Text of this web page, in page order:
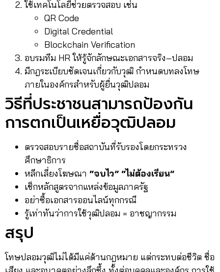
ใช้เทคโนโลยีช่วยตรวจสอบ เช่น
QR Code
Digital Credential
Blockchain Verification
อบรมทีม HR ให้รู้จักลักษณะเอกสารจริง–ปลอม
มีกฎระเบียบชัดเจนเกี่ยวกับวุฒิ กำหนดบทลงโทษ
ภายในองค์กรสำหรับผู้ยื่นวุฒิปลอม
วิธีที่ประชาชนสามารถป้องกัน
การตกเป็นเหยื่อวุฒิปลอม
ตรวจสอบรายชื่อสถาบันที่รับรองโดยกระทรวง
ศึกษาธิการ
หลีกเลี่ยงโฆษณา “จบไว” “ไม่ต้องเรียน”
เช็กหลักสูตรจากแหล่งข้อมูลภาครัฐ
อย่าซื้อเอกสารออนไลน์ทุกกรณี
รู้เท่าทันว่าการใช้วุฒิปลอม = อาชญากรรม
สรุป
โทษปลอมวุฒิไม่ได้มีแค่ด้านกฎหมาย แต่กระทบต่อชีวิต ชื่อ